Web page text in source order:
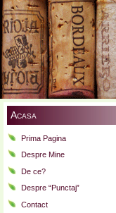
Acasa
Prima Pagina
Despre Mine
De ce?
Despre “Punctaj”
Contact